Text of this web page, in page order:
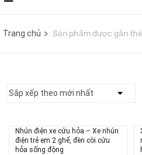
Trang chủ Sản phẩm được gắn
Nhún điện xe cứu hỏa – Xe nhún
điện trẻ em 2 ghế, đèn còi cứu
hỏa sống động